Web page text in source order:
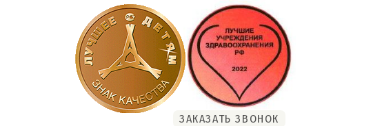
ЗАКАЗАТЬ ЗВОНОК